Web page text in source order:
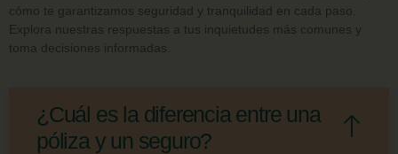
cómo te garantizamos seguridad y tranquilidad en cada paso.
Explora nuestras respuestas a tus inquietudes más comunes y
toma decisiones informadas.
¿Cuál es la diferencia entre una
póliza y un seguro?